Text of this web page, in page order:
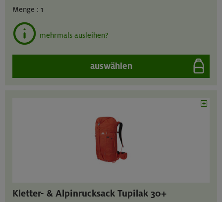
Menge : 1
mehrmals ausleihen?
auswählen
Kletter- & Alpinrucksack Tupilak 30+